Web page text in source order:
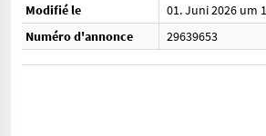
Modifié le
01. Juni 2026 um
Numéro d'annonce
29639653